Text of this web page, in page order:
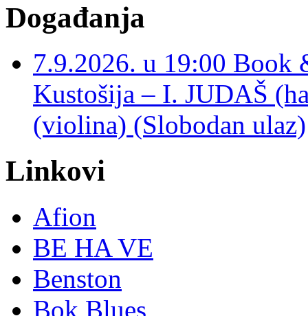
Događanja
7.9.2026. u 19:00 Book
Kustošija – I. JUDAŠ
(violina) (Slobodan ulaz)
Linkovi
Afion
BE HA VE
Benston
Bok Blues